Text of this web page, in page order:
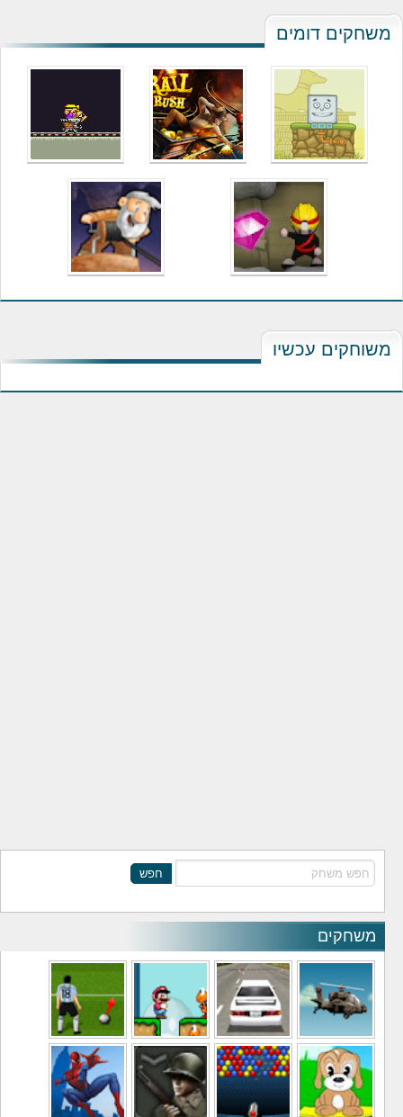
חפש
משחקים
משחקי מסוקים משחקי מכוניות משחקי סופר מריו משחקי כדורגל
משחקים דומים
משוחקים עכשיו